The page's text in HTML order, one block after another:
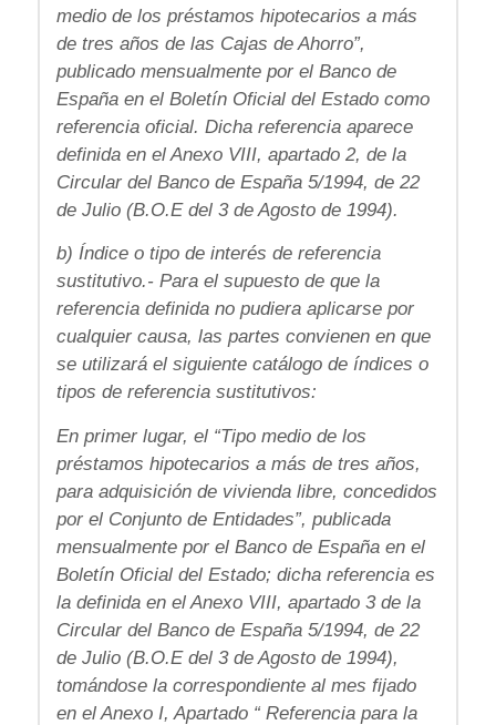
medio de los préstamos hipotecarios a más
de tres años de las Cajas de Ahorro”,
publicado mensualmente por el Banco de
España en el Boletín Oficial del Estado como
referencia oficial. Dicha referencia aparece
definida en el Anexo VIII, apartado 2, de la
Circular del Banco de España 5/1994, de 22
de Julio (B.O.E del 3 de Agosto de 1994).
b) Índice o tipo de interés de referencia
sustitutivo.- Para el supuesto de que la
referencia definida no pudiera aplicarse por
cualquier causa, las partes convienen en que
se utilizará el siguiente catálogo de índices o
tipos de referencia sustitutivos:
En primer lugar, el “Tipo medio de los
préstamos hipotecarios a más de tres años,
para adquisición de vivienda libre, concedidos
por el Conjunto de Entidades”, publicada
mensualmente por el Banco de España en el
Boletín Oficial del Estado; dicha referencia es
la definida en el Anexo VIII, apartado 3 de la
Circular del Banco de España 5/1994, de 22
de Julio (B.O.E del 3 de Agosto de 1994),
tomándose la correspondiente al mes fijado
en el Anexo I, Apartado “ Referencia para la